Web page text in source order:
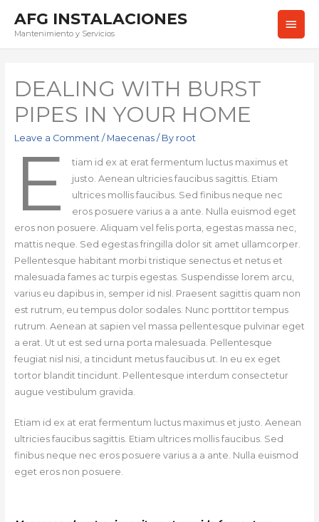
AFG INSTALACIONES
Mantenimiento y Servicios
Main
DEALING WITH BURST
PIPES IN YOUR HOME
Leave a Comment / Maecenas/ By root
E
tiam id ex at erat fermentum luctus maximus et
justo. Aenean ultricies faucibus sagittis. Etiam
ultrices mollis faucibus. Sed finibus neque nec
eros posuere varius a a ante. Nulla euismod eget
eros non posuere. Aliquam vel felis porta, egestas massa nec,
mattis neque. Sed egestas fringilla dolor sit amet ullamcorper.
Pellentesque habitant morbi tristique senectus et netus et
malesuada fames ac turpis egestas. Suspendisse lorem arcu,
varius eu dapibus in, semper id nisl. Praesent sagittis quam non
est rutrum, eu tempus dolor sodales. Nunc porttitor tempus
rutrum. Aenean at sapien vel massa pellentesque pulvinar eget
a erat. Ut ut est sed urna porta malesuada. Pellentesque
feugiat nisl nisi, a tincidunt metus faucibus ut. In eu ex eget
tortor blandit tincidunt. Pellentesque interdum consectetur
augue vestibulum gravida.
Etiam id ex at erat fermentum luctus maximus et justo. Aenean
ultricies faucibus sagittis. Etiam ultrices mollis faucibus. Sed
finibus neque nec eros posuere varius a a ante. Nulla euismod
eget eros non posuere.